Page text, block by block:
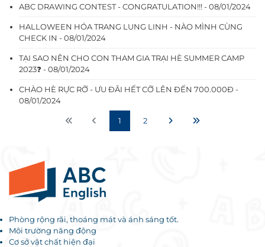
ABC DRAWING CONTEST - CONGRATULATION!!! - 08/01/2024
HALLOWEEN HÓA TRANG LUNG LINH - NÀO MÌNH CÙNG
CHECK IN - 08/01/2024
TẠI SAO NÊN CHO CON THAM GIA TRẠI HÈ SUMMER CAMP
2023❓ - 08/01/2024
CHÀO HÈ RỰC RỠ - ƯU ĐÃI HẾT CỠ LÊN ĐẾN 700.000Đ -
08/01/2024
1 2
Phòng rộng rãi, thoáng mát và ánh sáng tốt.
Môi trường năng động
Cơ sở vật chất hiện đại